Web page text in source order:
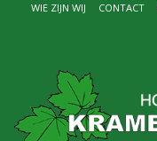
CONTACT
WIE ZIJN WIJ